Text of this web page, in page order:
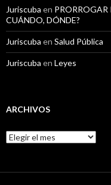
Juriscuba en
CUÁNDO, DÓNDE?
Juriscuba en Salud Pública
Juriscuba en Leyes
ARCHIVOS
A
r